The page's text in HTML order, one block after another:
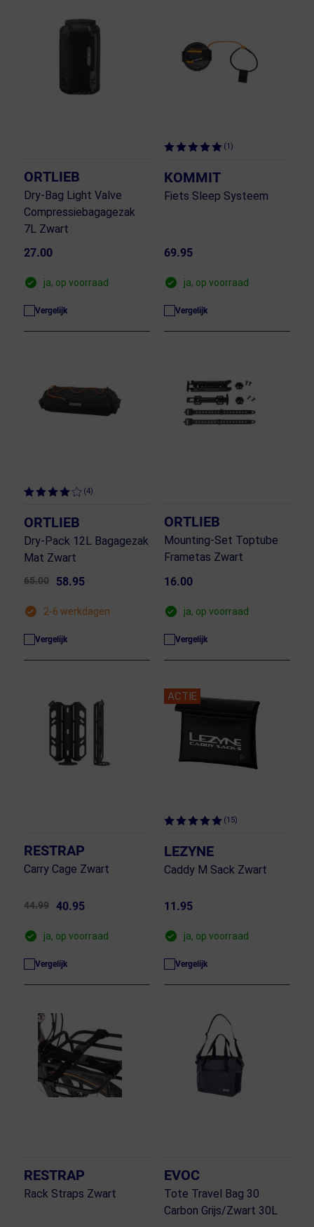
ORTLIEB
Dry-Bag Light Valve
Compressiebagagezak
7L Zwart
27.00
ja, op voorraad
Vergelijk
(1)
KOMMIT
Fiets Sleep Systeem
69.95
ja, op voorraad
Vergelijk
(4)
ORTLIEB
Dry-Pack 12L Bagagezak
Mat Zwart
65.00 58.95
2-6 werkdagen
Vergelijk
ORTLIEB
Mounting-Set Toptube
Frametas Zwart
16.00
ja, op voorraad
Vergelijk
RESTRAP
Carry Cage Zwart
44.99 40.95
ja, op voorraad
Vergelijk
ACTIE
(15)
LEZYNE
Caddy M Sack Zwart
11.95
ja, op voorraad
Vergelijk
RESTRAP
Rack Straps Zwart
EVOC
Tote Travel Bag 30
Carbon Grijs/Zwart 30L